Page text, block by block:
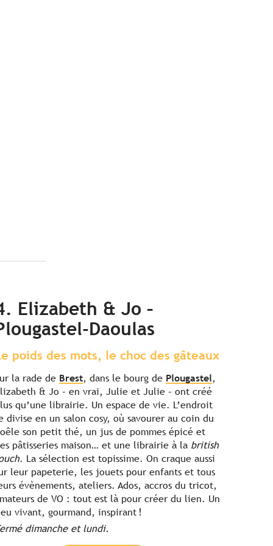
Elizabeth & Jo –
Daoulas
poids des mots, le choc des gâteaux
la rade de Brest, dans le bourg de Plougastel,
& Jo – en vrai, Julie et Julie – ont créé
qu’une librairie. Un espace de vie. L’endroit
divise en un salon cosy, où savourer au coin du
son petit thé, un jus de pommes épicé et
pâtisseries maison… et une librairie à la british
. La sélection est topissime. On craque aussi
leur papeterie, les jouets pour enfants et tous
évènements, ateliers. Ados, accros du tricot,
de VO : tout est là pour créer du lien. Un
vivant, gourmand, inspirant !
dimanche et lundi.